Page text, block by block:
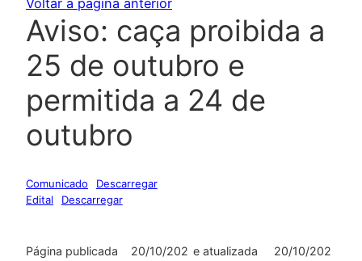
Aviso: caça proibida a
25 de outubro e
permitida a 24 de
outubro
Comunicado
Descarregar
Edital
Descarregar
Página publicada
20/10/202 e atualizada
20/10/202